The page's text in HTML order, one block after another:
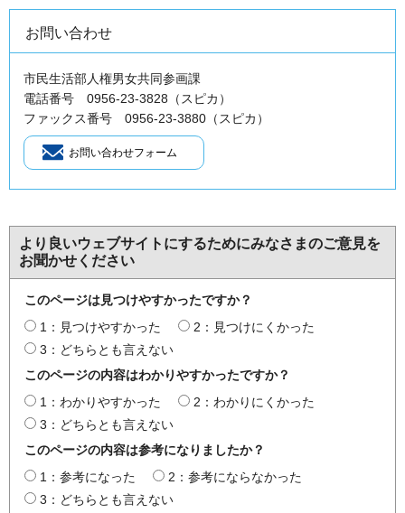
お問い合わせ
市民生活部人権男女共同参画課
電話番号 0956-23-3828（スピカ）
ファックス番号 0956-23-3880（スピカ）
より良いウェブサイトにするためにみなさまのご意見を
お聞かせください
このページは見つけやすかったですか？
1：見つけやすかった
2：見つけにくかった
3：どちらとも言えない
このページの内容はわかりやすかったですか？
1：わかりやすかった
2：わかりにくかった
3：どちらとも言えない
このページの内容は参考になりましたか？
1：参考になった
2：参考にならなかった
3：どちらとも言えない